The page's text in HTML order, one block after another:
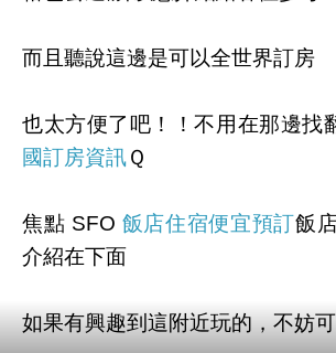
而且聽說這邊是可以全世界訂房
也太方便了吧！！不用在那邊找
國訂房資訊Ｑ
焦點 SFO 飯店住宿便宜預訂飯
介紹在下面
如果有興趣到這附近玩的，不妨可